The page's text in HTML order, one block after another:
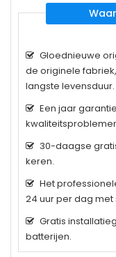
Gloednieuwe
de originele
langste levensduur.
Een jaar
30-daagse
keren.
Het
24 uur per dag met
Gratis
batterijen.